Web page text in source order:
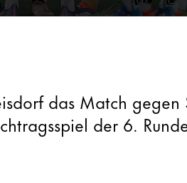
das Match gegen
der 6.